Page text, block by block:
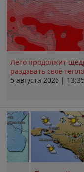
Лето продолжит
раздавать своё
5 августа 2026 | 13:35